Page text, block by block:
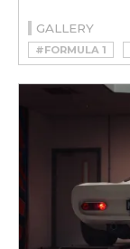
GALLERY
#FORMULA 1
#MOTORSPORT